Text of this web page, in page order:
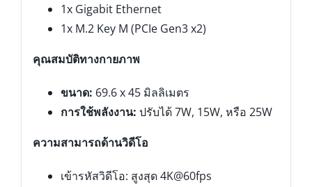
1x Gigabit Ethernet
1x M.2 Key M (PCIe Gen3 x2)
คุณสมบัติทางกายภาพ
ขนาด: 69.6 x 45 มิลลิเมตร
การใช้พลังงาน: ปรับได้ 7W, 15W, หรือ 25W
ความสามารถด้านวิดีโอ
เข้ารหัสวิดีโอ: สูงสุด 4K@60fps